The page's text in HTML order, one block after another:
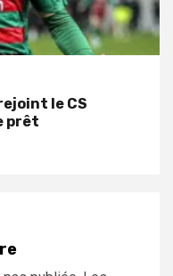
le CS
prêt